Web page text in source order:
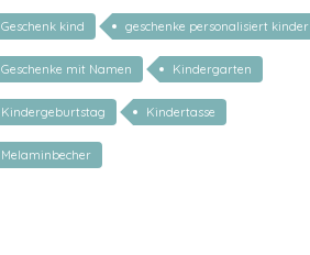
Geschenk kind geschenke personalisiert kinder
Geschenke mit Namen Kindergarten
Kindergeburtstag Kindertasse
Melaminbecher